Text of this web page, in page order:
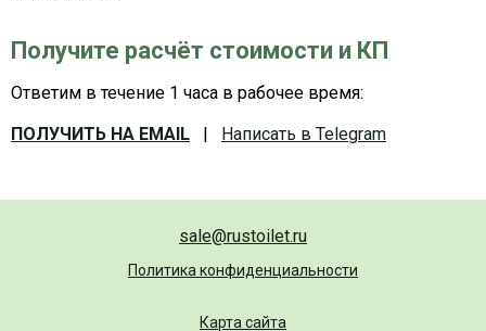
Получите расчёт стоимости и КП
Ответим в течение 1 часа в рабочее время:
ПОЛУЧИТЬ НА EMAIL | Написать в Telegram
sale@rustoilet.ru
Политика конфиденциальности
Карта сайта